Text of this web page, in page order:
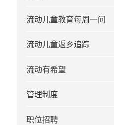
流动儿童教育每周一问
流动儿童返乡追踪
流动有希望
管理制度
职位招聘